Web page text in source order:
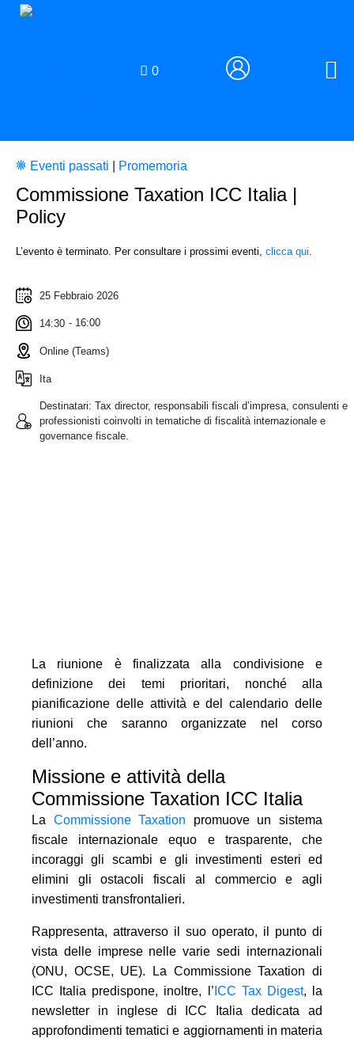
0
La riunione è finalizzata alla condivisione e
definizione dei temi prioritari, nonché alla
pianificazione delle attività e del calendario delle
riunioni che saranno organizzate nel corso
dell’anno.
Missione e attività della
Commissione Taxation ICC Italia
La Commissione Taxation promuove un sistema
fiscale internazionale equo e trasparente, che
incoraggi gli scambi e gli investimenti esteri ed
elimini gli ostacoli fiscali al commercio e agli
investimenti transfrontalieri.
Rappresenta, attraverso il suo operato, il punto di
vista delle imprese nelle varie sedi internazionali
(ONU, OCSE, UE). La Commissione Taxation di
ICC Italia predispone, inoltre, l’ ICC Tax Digest, la
newsletter in inglese di ICC Italia dedicata ad
approfondimenti tematici e aggiornamenti in materia
Eventi passati Promemoria
Commissione Taxation ICC Italia |
Policy
L’evento è terminato. Per consultare i prossimi eventi, clicca qui.
25 Febbraio 2026
14:30 - 16:00
Online (Teams)
Ita
Destinatari: Tax director, responsabili fiscali d’impresa, consulenti e
professionisti coinvolti in tematiche di fiscalità internazionale e
governance fiscale.